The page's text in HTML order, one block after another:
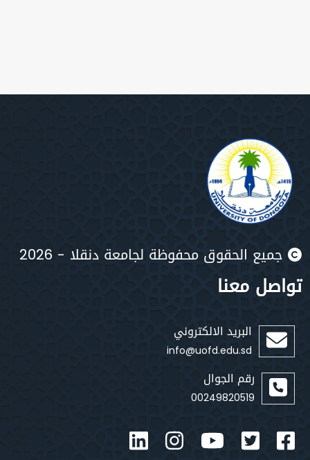
جميع الحقوق محفوظة لجامعة دنقلا - 2026
تواصل معنا
البريد الالكتروني
info@uofd.edu.sd
رقم الجوال
00249820519